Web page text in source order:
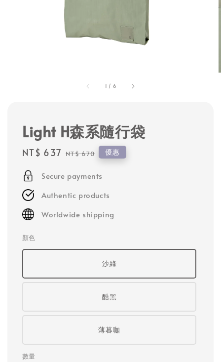
1 / 6
Light H森系隨行袋
Sale
NT$ 637 Regular
NT$ 670 優惠
Secure payments
Authentic products
Worldwide shipping
顏色
沙綠
酷黑
薄暮咖
數量